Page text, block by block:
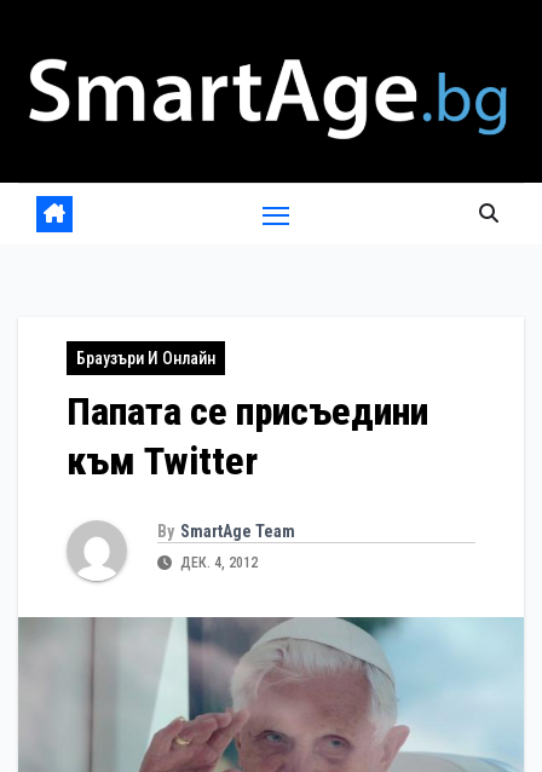
content
Браузъри И Онлайн
Папата се присъедини
към Twitter
By SmartAge Team
ДЕК. 4, 2012